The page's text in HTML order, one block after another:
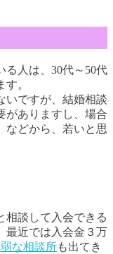
る人は、30代～50代
。
いですが、結婚相談
がありますし、場合
などから、若いと思
相談して入会できる
最近では入会金３万
な相談所も出てき